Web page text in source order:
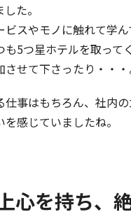
た。
スやモノに触れて学ん
も5つ星ホテルを取って
せて下さったり・・・
仕事はもちろん、社内
感じていましたね。
心を持ち、